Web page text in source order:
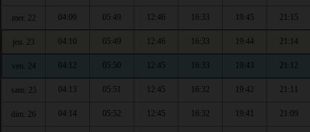
mer. 22 04:09 05:49 12:46 16:33 19:45 21:15
jeu. 23 04:10 05:49 12:46 16:33 19:44 21:14
ven. 24 04:12 05:50 12:45 16:33 19:43 21:12
sam. 25 04:13 05:51 12:45 16:32 19:42 21:11
dim. 26 04:14 05:52 12:45 16:32 19:41 21:09